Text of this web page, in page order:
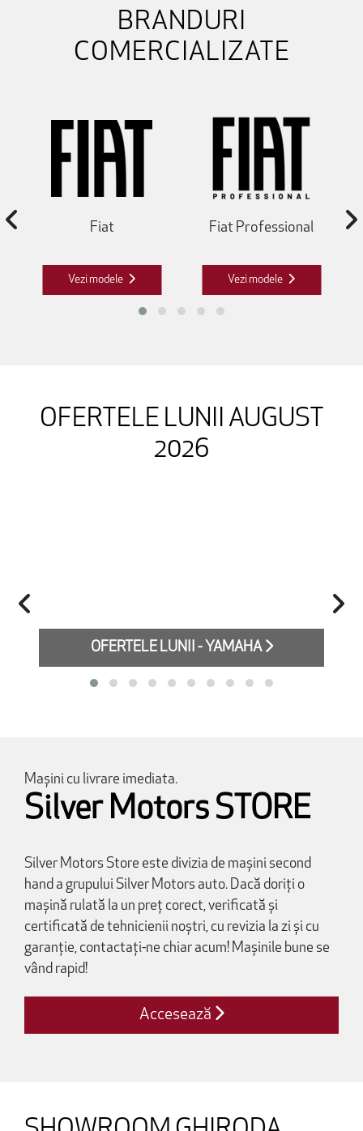
BRANDURI
COMERCIALIZATE
Fiat
Vezi modele
Fiat Professional
Vezi modele
OFERTELE LUNII AUGUST
2026
OFERTELE LUNII - YAMAHA
Mașini cu livrare imediata.
Silver Motors STORE
Silver Motors Store este divizia de mașini second
hand a grupului Silver Motors auto. Dacă doriți o
mașină rulată la un preț corect, verificată și
certificată de tehnicienii noștri, cu revizia la zi și cu
garanție, contactați-ne chiar acum! Mașinile bune se
vând rapid!
Accesează